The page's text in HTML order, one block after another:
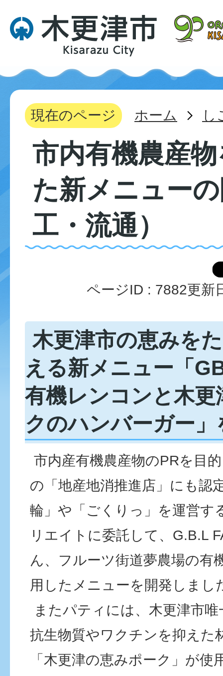
現在のページ ホーム し
市内有機農産
た新メニュー
工・流通）
ページID : 7882更新
木更津市の恵みを
える新メニュー「
有機レンコンと木更
クのハンバーガー」
市内産有機農産物のPRを目
の「地産地消推進店」にも認
輪」や「ごくりっ」を運営す
リエイトに委託して、G.B.L
ん、フルーツ街道夢農場の有
用したメニューを開発しまし
またパティには、木更津市
抗生物質やワクチンを抑えた
「木更津の恵みポーク」が使